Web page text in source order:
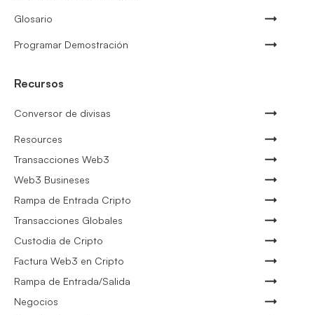
Glosario
Programar Demostración
Recursos
Conversor de divisas
Resources
Transacciones Web3
Web3 Busineses
Rampa de Entrada Cripto
Transacciones Globales
Custodia de Cripto
Factura Web3 en Cripto
Rampa de Entrada/Salida
Negocios